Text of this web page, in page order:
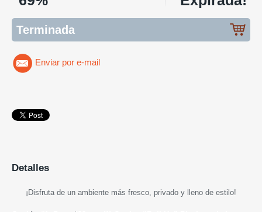
Terminada
Enviar por e-mail
Detalles
¡Disfruta de un ambiente más fresco, privado y lleno de estilo!